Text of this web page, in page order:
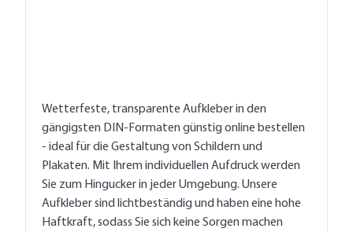
Wetterfeste, transparente Aufkleber in den
gängigsten DIN-Formaten günstig online bestellen
- ideal für die Gestaltung von Schildern und
Plakaten. Mit Ihrem individuellen Aufdruck werden
Sie zum Hingucker in jeder Umgebung. Unsere
Aufkleber sind lichtbeständig und haben eine hohe
Haftkraft, sodass Sie sich keine Sorgen machen